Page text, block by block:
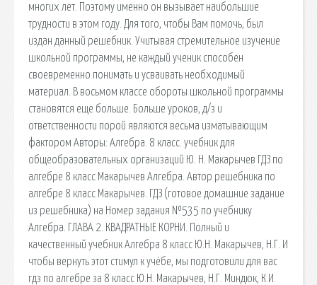
многих лет. Поэтому именно он вызывает наибольшие
трудности в этом году. Для того, чтобы Вам помочь, был
издан данный решебник. Учитывая стремительное изучение
школьной программы, не каждый ученик способен
своевременно понимать и усваивать необходимый
материал. В восьмом классе обороты школьной программы
становятся еще больше. Больше уроков, д/з и
ответственности порой являются весьма изматывающим
фактором Авторы: Алгебра. 8 класс. учебник для
общеобразовательных организаций Ю. Н. Макарычев ГДЗ по
алгебре 8 класс Макарычев Алгебра. Автор решебника по
алгебре 8 класс Макарычев. ГДЗ (готовое домашние задание
из решебника) на Номер задания №535 по учебнику
Алгебра. ГЛАВА 2. КВАДРАТНЫЕ КОРНИ. Полный и
качественный учебник Алгебра 8 класс Ю.Н. Макарычев, Н.Г. И
чтобы вернуть этот стимул к учёбе, мы подготовили для вас
гдз по алгебре за 8 класс Ю.Н. Макарычев, Н.Г. Миндюк, К.И.